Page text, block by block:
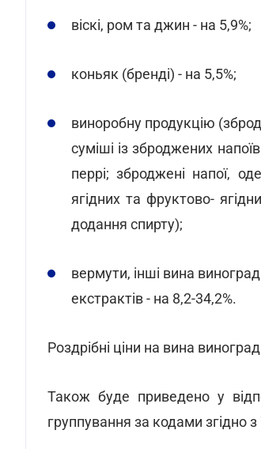
віскі, ром та джин - на 5,9%;
коньяк (бренді) - на 5,5%;
виноробну продукцію
суміші із зброджених
перрі; зброджені напої,
ягідних та фруктово-
додання спирту);
вермути, інші вина
екстрактів - на 8,2-34,2%.
Роздрібні ціни на вина
Також буде приведено у
группування за кодами згідно